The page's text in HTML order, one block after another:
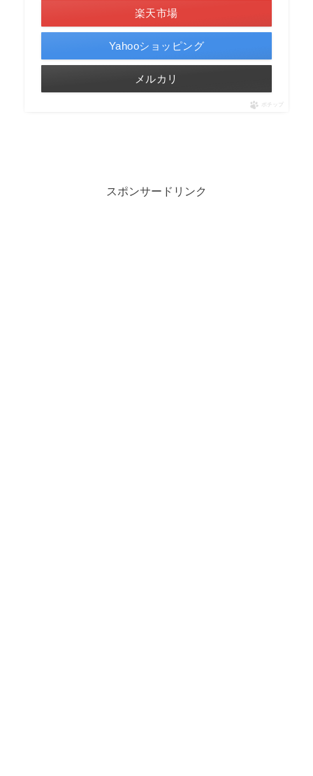
楽天市場
Yahooショッピング
メルカリ
ポチップ
スポンサードリンク